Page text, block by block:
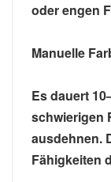
oder engen
Manuelle
Es dauert
schwierigen
ausdehnen.
Fähigkeiten